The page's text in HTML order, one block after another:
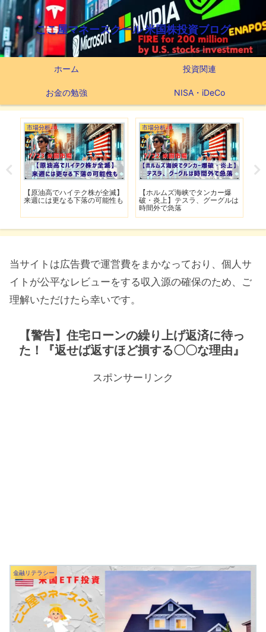
ここ屋マネースクール 米国株投資ブログ
ホーム 投資関連
お金の勉強 NISA・iDeCo
市場分析
【原油高でハイテク株が全滅】
来週には更なる下落の可能性も
市場分析
【ホルムズ海峡でタンカー爆
破・炎上】テスラ、グーグルは
時間外で急落
当サイトは広告費で運営費をまかなっており、個人サ
イトが公平なレビューをする収入源の確保のため、ご
理解いただけたら幸いです。
【警告】住宅ローンの繰り上げ返済に待っ
た！『返せば返すほど損する〇〇な理由』
スポンサーリンク
金融リテラシー